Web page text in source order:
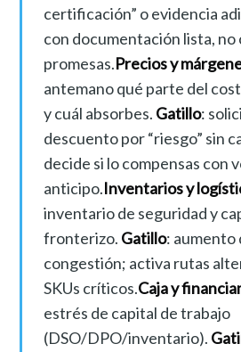
certificación” o evidencia
con documentación lista, no
promesas.Precios y
antemano qué parte del
y cuál absorbes. Gatillo:
descuento por “riesgo” sin
decide si lo compensas con
anticipo.Inventarios y
inventario de seguridad y
fronterizo. Gatillo: aumento
congestión; activa rutas
SKUs críticos.Caja y
estrés de capital de trabajo
(DSO/DPO/inventario).